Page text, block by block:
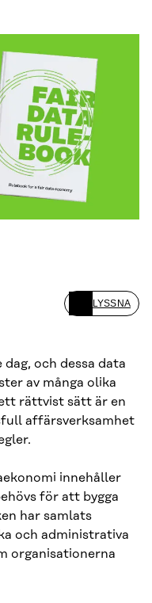
LYSSNA
och dessa data
av många olika
rättvist sätt är en
affärsverksamhet
innehåller
för att bygga
har samlats
och administrativa
organisationerna